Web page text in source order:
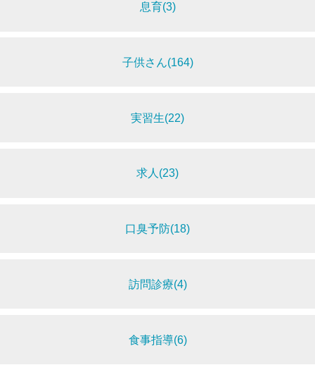
息育(3)
子供さん(164)
実習生(22)
求人(23)
口臭予防(18)
訪問診療(4)
食事指導(6)